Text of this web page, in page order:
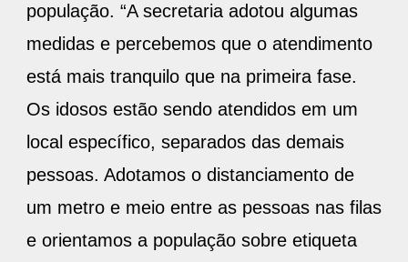
está mais tranquilo que na primeira fase.
Os idosos estão sendo atendidos em um
local específico, separados das demais
pessoas. Adotamos o distanciamento de
um metro e meio entre as pessoas nas filas
e orientamos a população sobre etiqueta
respiratória e para que evitem o contato
enquanto estiverem aguardando a vacina”,